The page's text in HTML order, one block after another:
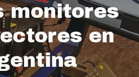
monitores
en